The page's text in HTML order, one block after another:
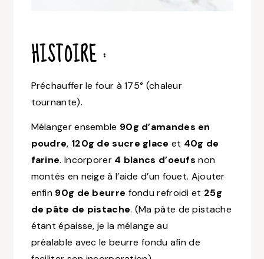
HISTOIRE :
Préchauffer le four à 175° (chaleur
tournante).
Mélanger ensemble 90g d’amandes en
poudre, 120g de sucre glace et 40g de
farine. Incorporer 4 blancs d’oeufs non
montés en neige à l’aide d’un fouet. Ajouter
enfin 90g de beurre fondu refroidi et 25g
de pâte de pistache. (Ma pâte de pistache
étant épaisse, je la mélange au
préalable avec le beurre fondu afin de